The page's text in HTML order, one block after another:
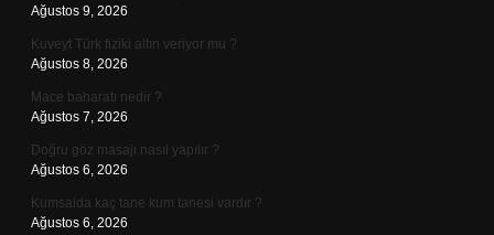
Ağustos 9, 2026
Kuveyt Türk fiziki altın veriyor mu ?
Ağustos 8, 2026
Mace baharatı nedir ?
Ağustos 7, 2026
Doğru göz masajı nasıl yapılır ?
Ağustos 6, 2026
Kumsalda kaç tane kum tanesi vardır ?
Ağustos 6, 2026